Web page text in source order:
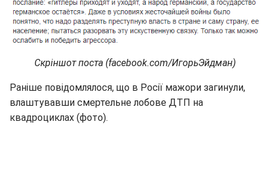
Скріншот поста (facebook.com/ИгорьЭйдман)
Раніше повідомлялося, що в Росії мажори загинули,
влаштувавши смертельне лобове ДТП на
квадроциклах (фото).